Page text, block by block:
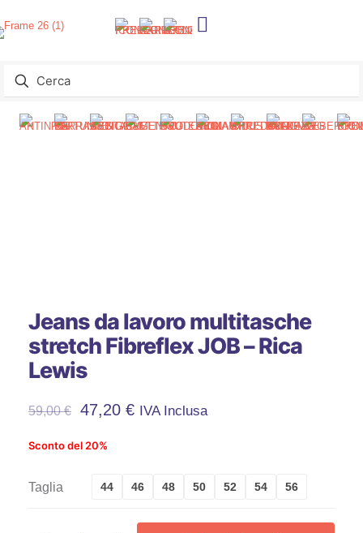
Jeans da lavoro multitasche
stretch Fibreflex JOB – Rica
Lewis
59,00€ 47,20 € IVA Inclusa
Sconto del 20%
Taglia 44 46 48 50 52 54 56